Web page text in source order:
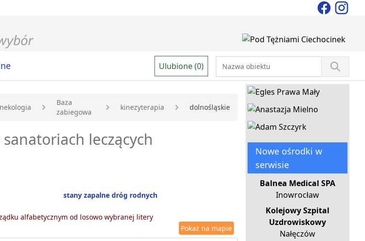
Ulubione (0)
Baza
zabiegowa
kinezyterapia dolnośląskie
leczących
stany zapalne dróg rodnych
alfabetycznym od losowo wybranej litery
Pokaż na mapie
Nowe ośrodki w
serwisie
Balnea Medical SPA
Inowrocław
Kolejowy Szpital
Uzdrowiskowy
Nałęczów